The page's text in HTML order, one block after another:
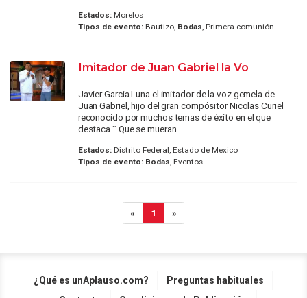
Estados:Morelos
Tipos de evento:Bautizo, Bodas, Primera comunión
Imitador de Juan Gabriel la Vo
Javier Garcia Luna el imitador de la voz gemela de
Juan Gabriel, hijo del gran compósitor Nicolas Curiel
reconocido por muchos temas de éxito en el que
destaca ¨ Que se mueran ...
Estados:Distrito Federal, Estado de Mexico
Tipos de evento: Bodas, Eventos
« 1 »
¿Qué es unAplauso.com?
Preguntas habituales